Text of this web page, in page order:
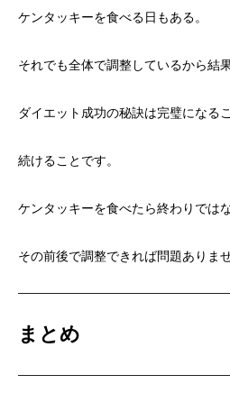
ケンタッキーを食べる日もある。
それでも全体で調整しているから結
ダイエット成功の秘訣は完璧になる
続けることです。
ケンタッキーを食べたら終わりではな
その前後で調整できれば問題ありませ
まとめ